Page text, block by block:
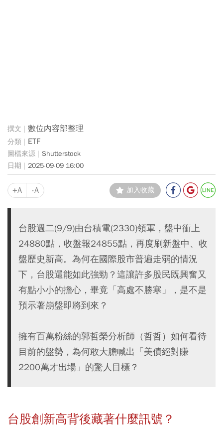
數位內容部整理
ETF
Shutterstock
2025-09-09 16:00
+A -A 加入收藏
台股週二(9/9)由台積電(2330)領軍，盤中衝上
24880點，收盤報24855點，再度刷新盤中、收
盤歷史新高。為何在國際股市普遍走弱的情況
下，台股還能如此強勁？這讓許多股民既興奮又
有點小小的擔心，畢竟「高處不勝寒」，是不是
預示著崩盤即將到來？
擁有百萬粉絲的郭哲榮分析師（哲哲）如何看待
目前的盤勢，為何敢大膽喊出「美債絕對賺
2200萬才出場」的驚人目標？
台股創新高背後藏著什麼訊號？